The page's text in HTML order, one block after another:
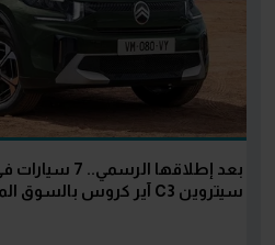
بعد إطلاقها
سيتروين C3 آير كروس بالسوق المصري